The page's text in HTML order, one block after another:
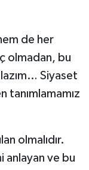
de her
olmadan, bu
Siyaset
tanımlamamız
olmalıdır.
anlayan ve bu